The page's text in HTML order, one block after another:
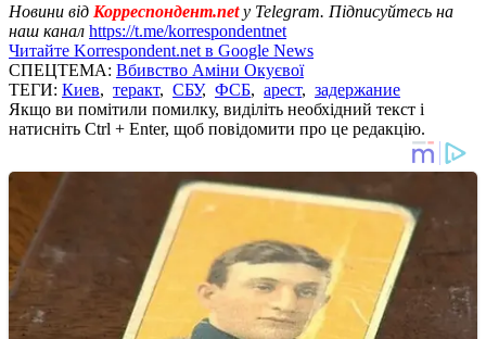
Новини від Корреспондент.net у Telegram. Підписуйтесь на
наш канал https://t.me/korrespondentnet
Читайте Korrespondent.net в Google News
СПЕЦТЕМА: Вбивство Аміни Окуєвої
ТЕГИ: Киев, теракт, СБУ, ФСБ, арест, задержание
Якщо ви помітили помилку, виділіть необхідний текст і
натисніть Ctrl + Enter, щоб повідомити про це редакцію.